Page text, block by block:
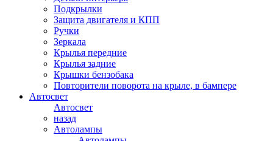
Подкрылки
Защита двигателя и КПП
Ручки
Зеркала
Крылья передние
Крылья задние
Крышки бензобака
Повторители поворота на крыле, в бампере
Автосвет
Автосвет
назад
Автолампы